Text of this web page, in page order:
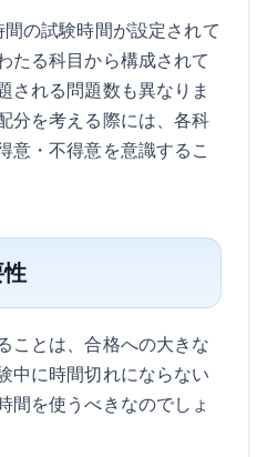
の試験時間が設定されて
たる科目から構成されて
される問題数も異なりま
分を考える際には、各科
意・不得意を意識するこ
ことは、合格への大きな
中に時間切れにならない
間を使うべきなのでしょ